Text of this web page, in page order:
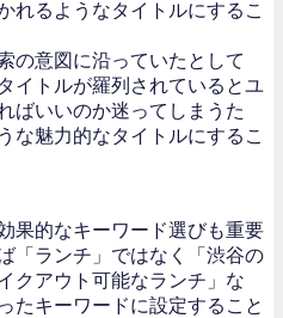
れるようなタイトルにするこ
の意図に沿っていたとして
イトルが羅列されているとユ
ばいいのか迷ってしまうた
な魅力的なタイトルにするこ
果的なキーワード選びも重要
「ランチ」ではなく「渋谷の
クアウト可能なランチ」な
たキーワードに設定すること